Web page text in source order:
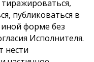
публиковаться в
форме без
Исполнителя.
нести